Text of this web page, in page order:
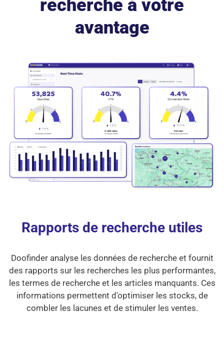
recherche à votre
avantage
Rapports de recherche utiles
Doofinder analyse les données de recherche et fournit
des rapports sur les recherches les plus performantes,
les termes de recherche et les articles manquants. Ces
informations permettent d'optimiser les stocks, de
combler les lacunes et de stimuler les ventes.